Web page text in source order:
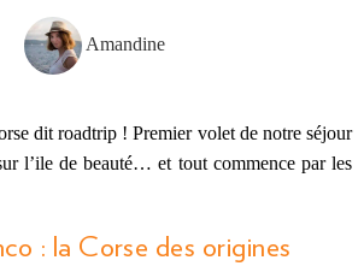
Amandine
dit roadtrip ! Premier volet de notre séjour
l’ile de beauté… et tout commence par les
: la Corse des origines